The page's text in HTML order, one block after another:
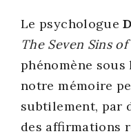
Le psy­cho­logue
The Seven Sins
phé­no­mène
notre mémoire
sub­ti­le­ment, par
des affir­ma­tions